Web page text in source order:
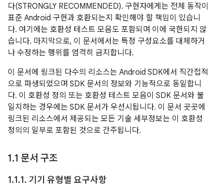
다(STRONGLY RECOMMENDED). 구현자에게는 전체 동작이
표준 Android 구현과 호환되는지 확인해야 할 책임이 있습니
다. 여기에는 호환성 테스트 모음도 포함되며 이에 국한되지 않
습니다. 마지막으로, 이 문서에서는 특정 구성요소를 대체하거
나 수정하는 행위를 엄격히 금지합니다.
이 문서에 링크된 다수의 리소스는 Android SDK에서 직간접적
으로 파생되었으며 SDK 문서의 정보와 기능적으로 동일합니
다. 이 호환성 정의 또는 호환성 테스트 모음이 SDK 문서와 불
일치하는 경우에는 SDK 문서가 우선시됩니다. 이 문서 곳곳에
링크된 리소스에서 제공되는 모든 기술 세부정보는 이 호환성
정의의 일부로 포함된 것으로 간주됩니다.
1.1 문서 구조
1.1.1. 기기 유형별 요구사항